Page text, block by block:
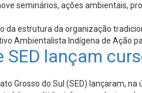
seminários, ações ambientais,
da estrutura da organização
Ambientalista Indígena de Ação
SED lançam
Grosso do Sul (SED) lançaram,